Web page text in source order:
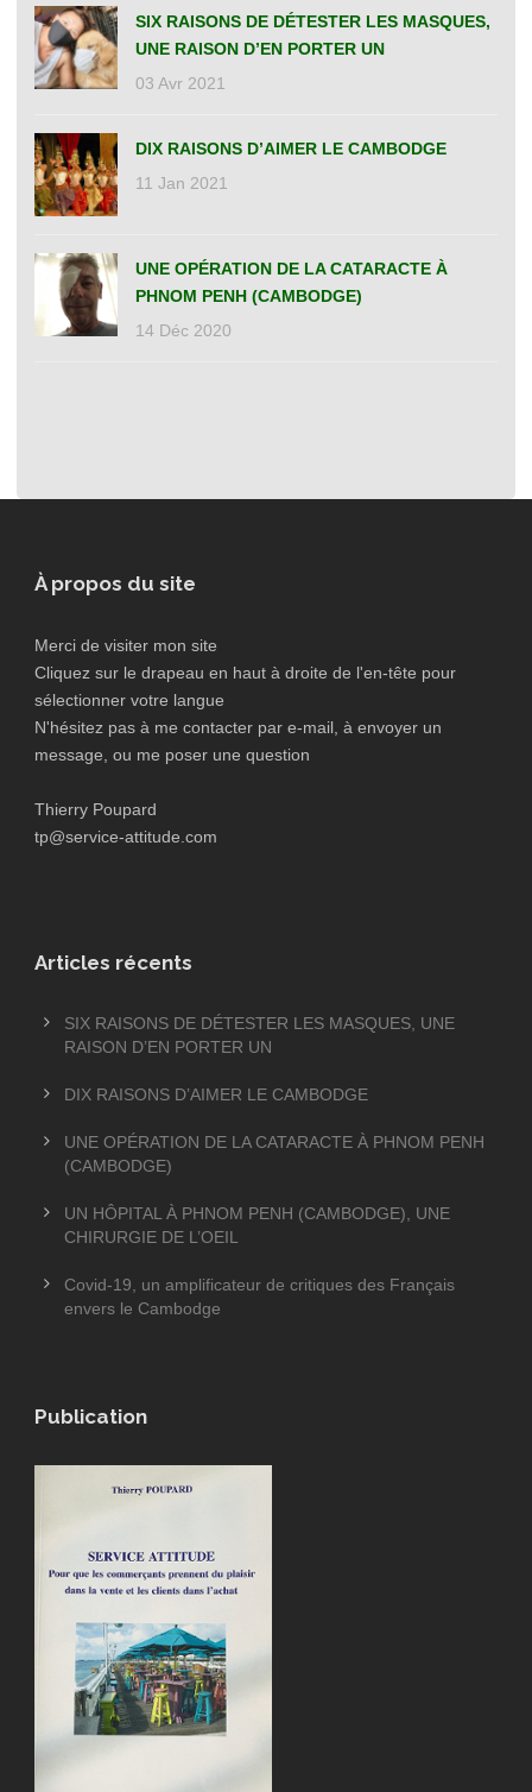
SIX RAISONS DE DÉTESTER LES MASQUES,
UNE RAISON D’EN PORTER UN
03 Avr 2021
DIX RAISONS D’AIMER LE CAMBODGE
11 Jan 2021
UNE OPÉRATION DE LA CATARACTE À
PHNOM PENH (CAMBODGE)
14 Déc 2020
À propos du site
Merci de visiter mon site
Cliquez sur le drapeau en haut à droite de l'en-tête pour
sélectionner votre langue
N'hésitez pas à me contacter par e-mail, à envoyer un
message, ou me poser une question
Thierry Poupard
tp@service-attitude.com
Articles récents
SIX RAISONS DE DÉTESTER LES MASQUES, UNE
RAISON D’EN PORTER UN
DIX RAISONS D’AIMER LE CAMBODGE
UNE OPÉRATION DE LA CATARACTE À PHNOM PENH
(CAMBODGE)
UN HÔPITAL À PHNOM PENH (CAMBODGE), UNE
CHIRURGIE DE L’OEIL
Covid-19, un amplificateur de critiques des Français
envers le Cambodge
Publication